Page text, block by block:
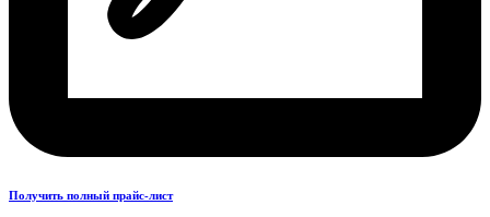
Получить полный прайс-лист